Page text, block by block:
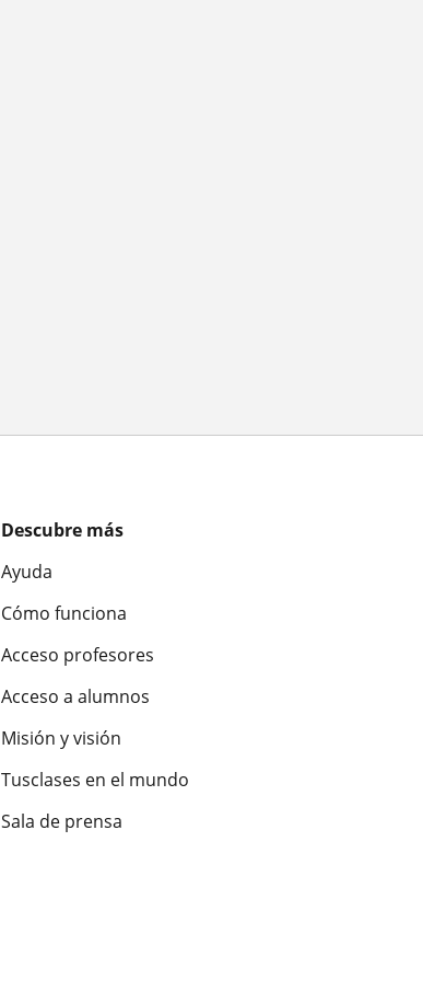
Descubre más
Ayuda
Cómo funciona
Acceso profesores
Acceso a alumnos
Misión y visión
Tusclases en el mundo
Sala de prensa